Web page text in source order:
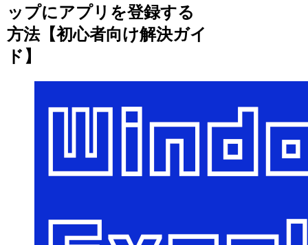
ップにアプリを登録する
方法【初心者向け解決ガイ
ド】